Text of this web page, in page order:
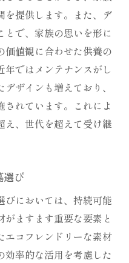
を提供します。また、デ
とで、家族の思いを形に
価値観に合わせた供養の
ではメンテナンスがし
ザインも増えており、
れています。これによ
え、世代を超えて受け継
選び
びにおいては、持続可能
ますます重要な要素と
エコフレンドリーな素材
効率的な活用を考慮した